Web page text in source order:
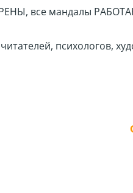
все мандалы
психологов,